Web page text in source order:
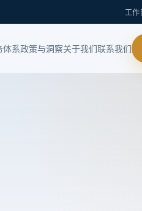
工作
体系政策与洞察关于我们联系我们